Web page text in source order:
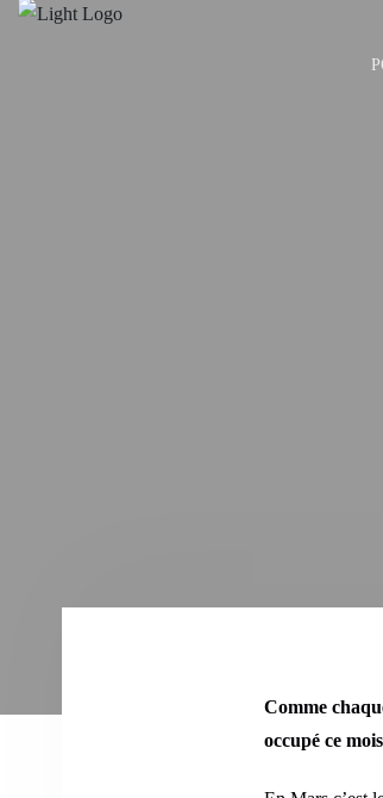
Comme
occupé ce